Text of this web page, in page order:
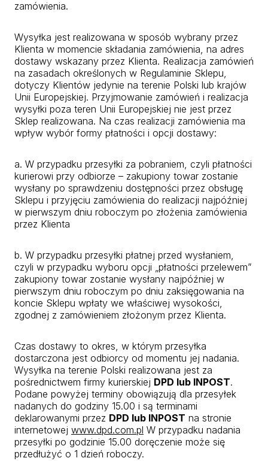
zamówienia.
Wysyłka jest realizowana w sposób wybrany przez
Klienta w momencie składania zamówienia, na adres
dostawy wskazany przez Klienta. Realizacja zamówień
na zasadach określonych w Regulaminie Sklepu,
dotyczy Klientów jedynie na terenie Polski lub krajów
Unii Europejskiej. Przyjmowanie zamówień i realizacja
wysyłki poza teren Unii Europejskiej nie jest przez
Sklep realizowana. Na czas realizacji zamówienia ma
wpływ wybór formy płatności i opcji dostawy:
a. W przypadku przesyłki za pobraniem, czyli płatności
kurierowi przy odbiorze – zakupiony towar zostanie
wysłany po sprawdzeniu dostępności przez obsługę
Sklepu i przyjęciu zamówienia do realizacji najpóźniej
w pierwszym dniu roboczym po złożenia zamówienia
przez Klienta
b. W przypadku przesyłki płatnej przed wysłaniem,
czyli w przypadku wyboru opcji „płatności przelewem”
zakupiony towar zostanie wysłany najpóźniej w
pierwszym dniu roboczym po dniu zaksięgowania na
koncie Sklepu wpłaty we właściwej wysokości,
zgodnej z zamówieniem złożonym przez Klienta.
Czas dostawy to okres, w którym przesyłka
dostarczona jest odbiorcy od momentu jej nadania.
Wysyłka na terenie Polski realizowana jest za
pośrednictwem firmy kurierskiej DPD lub INPOST.
Podane powyżej terminy obowiązują dla przesyłek
nadanych do godziny 15.00 i są terminami
deklarowanymi przez DPD lub INPOST na stronie
internetowej www.dpd.com.pl W przypadku nadania
przesyłki po godzinie 15.00 doręczenie może się
przedłużyć o 1 dzień roboczy.